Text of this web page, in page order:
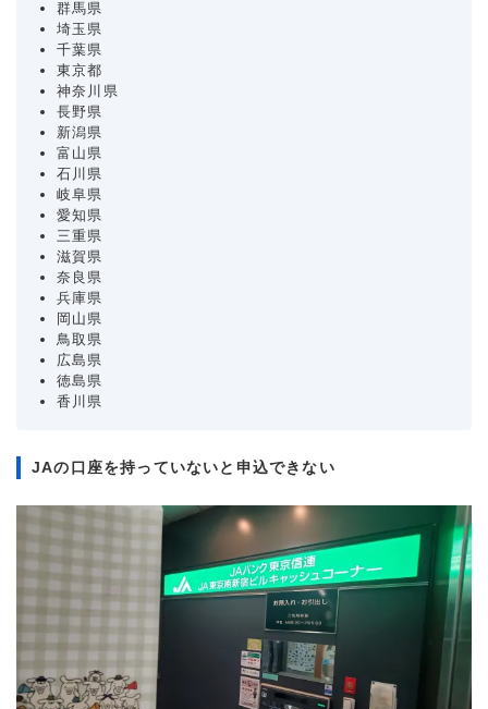
群馬県
埼玉県
千葉県
東京都
神奈川県
長野県
新潟県
富山県
石川県
岐阜県
愛知県
三重県
滋賀県
奈良県
兵庫県
岡山県
鳥取県
広島県
徳島県
香川県
JAの口座を持っていないと申込できない